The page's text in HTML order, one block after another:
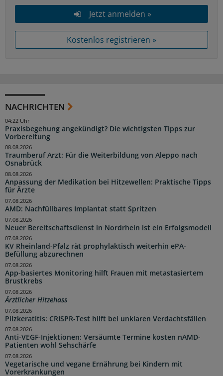
Jetzt anmelden »
Kostenlos registrieren »
NACHRICHTEN
Praxisbegehung angekündigt? Die wichtigsten Tipps zur
Vorbereitung
04:22 Uhr
Traumberuf Arzt: Für die Weiterbildung von Aleppo nach
Osnabrück
08.08.2026
Anpassung der Medikation bei Hitzewellen: Praktische Tipps
für Ärzte
08.08.2026
AMD: Nachfüllbares Implantat statt Spritzen
07.08.2026
Neuer Bereitschaftsdienst in Nordrhein ist ein Erfolgsmodell
07.08.2026
KV Rheinland-Pfalz rät prophylaktisch weiterhin ePA-
Befüllung abzurechnen
07.08.2026
App-basiertes Monitoring hilft Frauen mit metastasiertem
Brustkrebs
07.08.2026
Ärztlicher Hitzehass
07.08.2026
Pilzkeratitis: CRISPR-Test hilft bei unklaren Verdachtsfällen
07.08.2026
Anti-VEGF-Injektionen: Versäumte Termine kosten nAMD-
Patienten wohl Sehschärfe
07.08.2026
Vegetarische und vegane Ernährung bei Kindern mit
Vorerkrankungen
07.08.2026